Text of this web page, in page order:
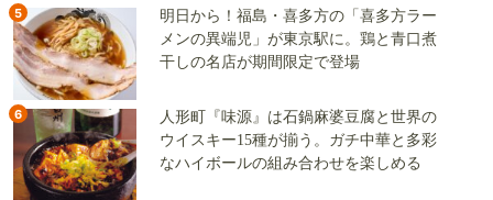
5
明日から！福島・喜多方の「喜多方ラー
メンの異端児」が東京駅に。鶏と青口煮
干しの名店が期間限定で登場
6
人形町『味源』は石鍋麻婆豆腐と世界の
ウイスキー15種が揃う。ガチ中華と多彩
なハイボールの組み合わせを楽しめる